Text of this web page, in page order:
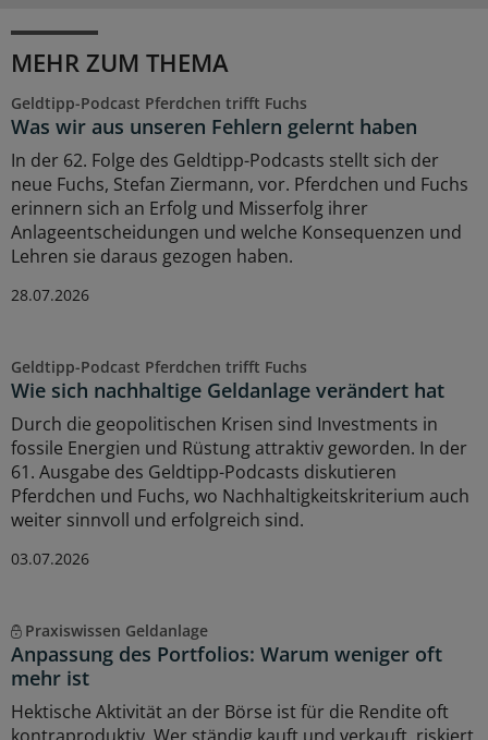
MEHR ZUM THEMA
Geldtipp-Podcast Pferdchen trifft Fuchs
Was wir aus unseren Fehlern gelernt haben
In der 62. Folge des Geldtipp-Podcasts stellt sich der
neue Fuchs, Stefan Ziermann, vor. Pferdchen und Fuchs
erinnern sich an Erfolg und Misserfolg ihrer
Anlageentscheidungen und welche Konsequenzen und
Lehren sie daraus gezogen haben.
28.07.2026
Geldtipp-Podcast Pferdchen trifft Fuchs
Wie sich nachhaltige Geldanlage verändert hat
Durch die geopolitischen Krisen sind Investments in
fossile Energien und Rüstung attraktiv geworden. In der
61. Ausgabe des Geldtipp-Podcasts diskutieren
Pferdchen und Fuchs, wo Nachhaltigkeitskriterium auch
weiter sinnvoll und erfolgreich sind.
03.07.2026
Praxiswissen Geldanlage
Anpassung des Portfolios: Warum weniger oft
mehr ist
Hektische Aktivität an der Börse ist für die Rendite oft
kontraproduktiv. Wer ständig kauft und verkauft, riskiert